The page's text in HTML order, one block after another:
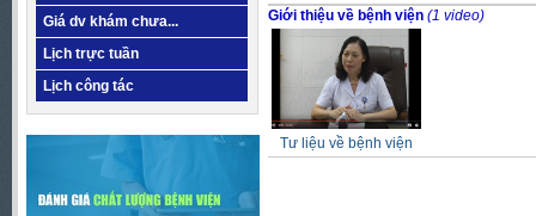
Giá dv khám chưa...
Lịch trực tuần
Lịch công tác
Giới thiệu về bệnh viện (1 video)
Tư liệu về bệnh viện